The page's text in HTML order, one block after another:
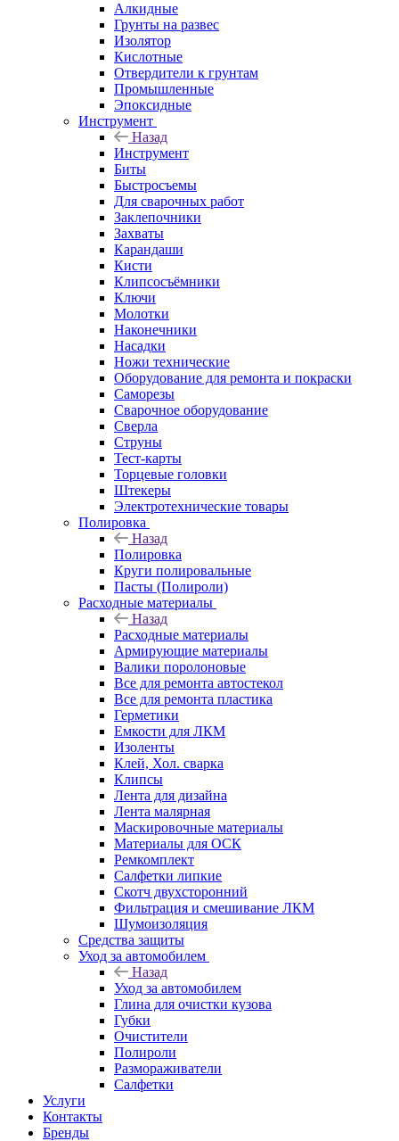
Алкидные
Грунты на развес
Изолятор
Кислотные
Отвердители к грунтам
Промышленные
Эпоксидные
Инструмент
Назад
Инструмент
Биты
Быстросъемы
Для сварочных работ
Заклепочники
Захваты
Карандаши
Кисти
Клипсосъёмники
Ключи
Молотки
Наконечники
Насадки
Ножи технические
Оборудование для ремонта и покраски
Саморезы
Сварочное оборудование
Сверла
Струны
Тест-карты
Торцевые головки
Штекеры
Электротехнические товары
Полировка
Назад
Полировка
Круги полировальные
Пасты (Полироли)
Расходные материалы
Назад
Расходные материалы
Армирующие материалы
Валики поролоновые
Все для ремонта автостекол
Все для ремонта пластика
Герметики
Емкости для ЛКМ
Изоленты
Клей, Хол. сварка
Клипсы
Лента для дизайна
Лента малярная
Маскировочные материалы
Материалы для ОСК
Ремкомплект
Салфетки липкие
Скотч двухсторонний
Фильтрация и смешивание ЛКМ
Шумоизоляция
Средства защиты
Уход за автомобилем
Назад
Уход за автомобилем
Глина для очистки кузова
Губки
Очистители
Полироли
Размораживатели
Салфетки
Услуги
Контакты
Бренды